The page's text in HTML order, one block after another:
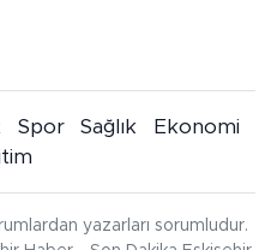
Spor Sağlık
Ekonomi
yazarları sorumludur.